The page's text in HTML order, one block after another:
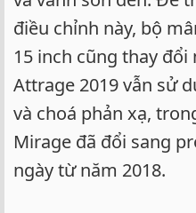
điều chỉnh này, bộ
15 inch cũng thay
Attrage 2019 vẫn sử
và choá phản xạ,
Mirage đã đổi sang
ngày từ năm 2018.